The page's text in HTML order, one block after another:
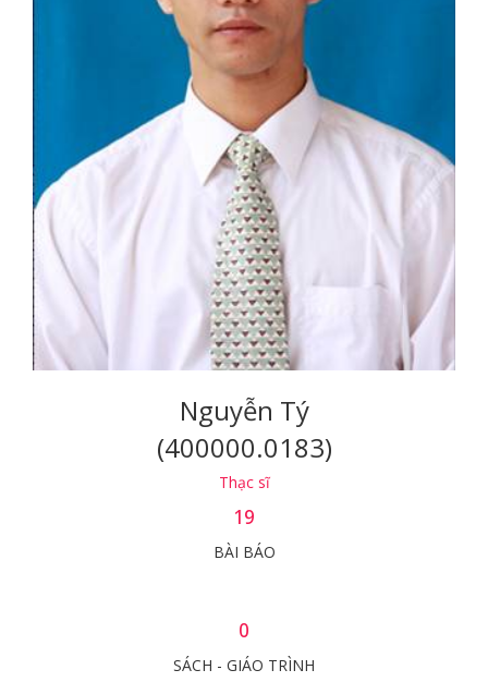
Nguyễn Tý
(400000.0183)
Thạc sĩ
19
BÀI BÁO
0
SÁCH - GIÁO TRÌNH